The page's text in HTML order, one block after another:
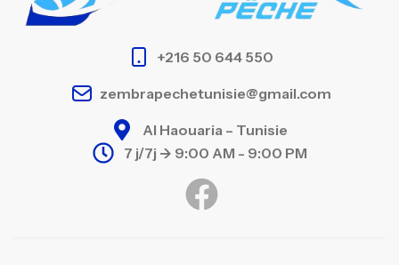
+216 50 644 550
zembrapechetunisie@gmail.com
Al Haouaria – Tunisie
7 j/7j -> 9:00 AM - 9:00 PM